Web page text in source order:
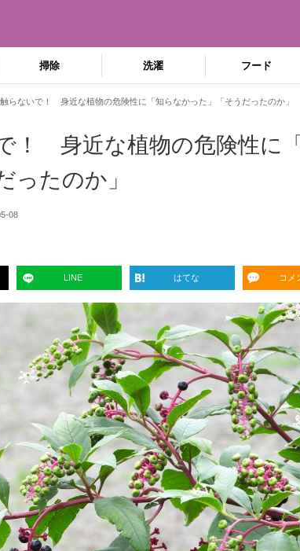
掃除 洗濯 フード
らないで！ 身近な植物の危険性に「知らなかった」「そうだったのか」
！ 身近な植物の危険性に
ったのか」
08
LINE はてな コメ